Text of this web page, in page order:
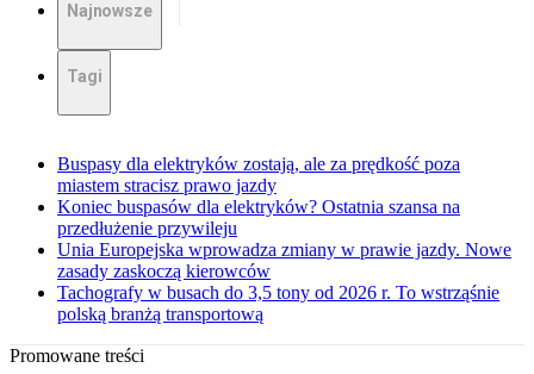
Najnowsze
Tagi
Buspasy dla elektryków zostają, ale za prędkość poza
miastem stracisz prawo jazdy
Koniec buspasów dla elektryków? Ostatnia szansa na
przedłużenie przywileju
Unia Europejska wprowadza zmiany w prawie jazdy. Nowe
zasady zaskoczą kierowców
Tachografy w busach do 3,5 tony od 2026 r. To wstrząśnie
polską branżą transportową
Promowane treści